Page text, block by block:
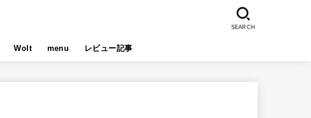
Wolt menu レビュー記事
SEARCH